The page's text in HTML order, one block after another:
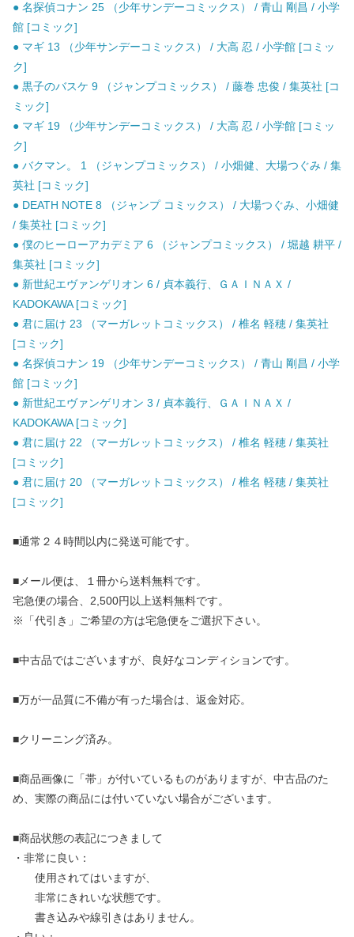
● 名探偵コナン 25 （少年サンデーコミックス） / 青山 剛昌 / 小学
館 [コミック]
● マギ 13 （少年サンデーコミックス） / 大高 忍 / 小学館 [コミッ
ク]
● 黒子のバスケ 9 （ジャンプコミックス） / 藤巻 忠俊 / 集英社 [コ
ミック]
● マギ 19 （少年サンデーコミックス） / 大高 忍 / 小学館 [コミッ
ク]
● バクマン。 1 （ジャンプコミックス） / 小畑健、大場つぐみ / 集
英社 [コミック]
● DEATH NOTE 8 （ジャンプ コミックス） / 大場つぐみ、小畑健
/ 集英社 [コミック]
● 僕のヒーローアカデミア 6 （ジャンプコミックス） / 堀越 耕平 /
集英社 [コミック]
● 新世紀エヴァンゲリオン 6 / 貞本義行、ＧＡＩＮＡＸ /
KADOKAWA [コミック]
● 君に届け 23 （マーガレットコミックス） / 椎名 軽穂 / 集英社
[コミック]
● 名探偵コナン 19 （少年サンデーコミックス） / 青山 剛昌 / 小学
館 [コミック]
● 新世紀エヴァンゲリオン 3 / 貞本義行、ＧＡＩＮＡＸ /
KADOKAWA [コミック]
● 君に届け 22 （マーガレットコミックス） / 椎名 軽穂 / 集英社
[コミック]
● 君に届け 20 （マーガレットコミックス） / 椎名 軽穂 / 集英社
[コミック]
■通常２４時間以内に発送可能です。
■メール便は、１冊から送料無料です。
宅急便の場合、2,500円以上送料無料です。
※「代引き」ご希望の方は宅急便をご選択下さい。
■中古品ではございますが、良好なコンディションです。
■万が一品質に不備が有った場合は、返金対応。
■クリーニング済み。
■商品画像に「帯」が付いているものがありますが、中古品のた
め、実際の商品には付いていない場合がございます。
■商品状態の表記につきまして
・非常に良い：
使用されてはいますが、
非常にきれいな状態です。
書き込みや線引きはありません。